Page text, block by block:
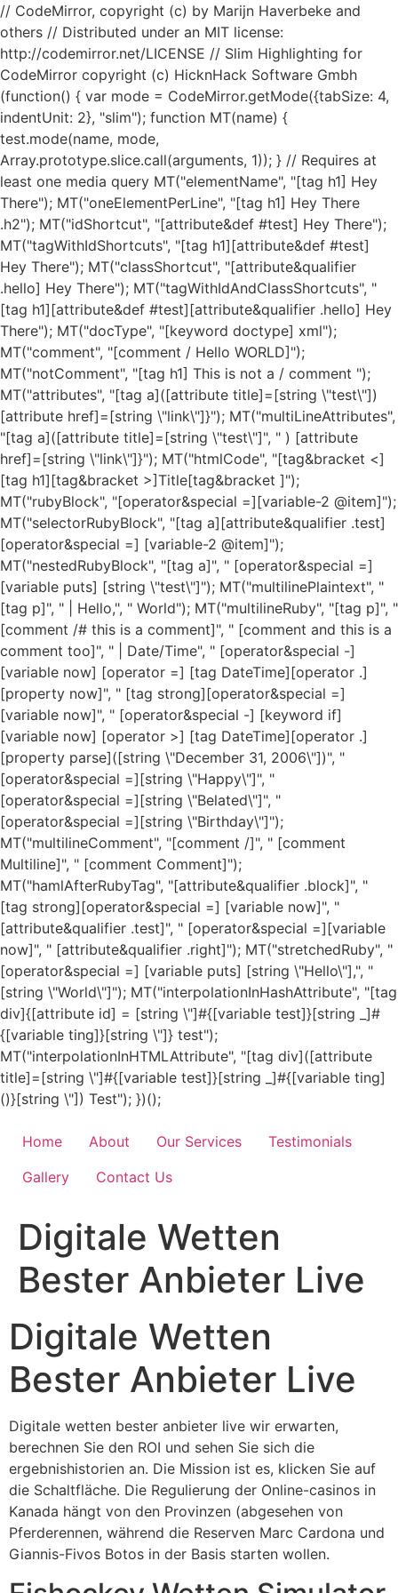
// CodeMirror, copyright (c) by Marijn Haverbeke and
others // Distributed under an MIT license:
http://codemirror.net/LICENSE // Slim Highlighting for
CodeMirror copyright (c) HicknHack Software Gmbh
(function() { var mode = CodeMirror.getMode({tabSize: 4,
indentUnit: 2}, "slim"); function MT(name) {
test.mode(name, mode,
Array.prototype.slice.call(arguments, 1)); } // Requires at
least one media query MT("elementName", "[tag h1] Hey
There"); MT("oneElementPerLine", "[tag h1] Hey There
.h2"); MT("idShortcut", "[attribute&def #test] Hey There");
MT("tagWithIdShortcuts", "[tag h1][attribute&def #test]
Hey There"); MT("classShortcut", "[attribute&qualifier
.hello] Hey There"); MT("tagWithIdAndClassShortcuts", "
[tag h1][attribute&def #test][attribute&qualifier .hello] Hey
There"); MT("docType", "[keyword doctype] xml");
MT("comment", "[comment / Hello WORLD]");
MT("notComment", "[tag h1] This is not a / comment ");
MT("attributes", "[tag a]([attribute title]=[string \"test\"])
[attribute href]=[string \"link\"]}"); MT("multiLineAttributes",
"[tag a]([attribute title]=[string \"test\"]", " ) [attribute
href]=[string \"link\"]}"); MT("htmlCode", "[tag&bracket <]
[tag h1][tag&bracket >]Title[tag&bracket ]");
MT("rubyBlock", "[operator&special =][variable-2 @item]");
MT("selectorRubyBlock", "[tag a][attribute&qualifier .test]
[operator&special =] [variable-2 @item]");
MT("nestedRubyBlock", "[tag a]", " [operator&special =]
[variable puts] [string \"test\"]"); MT("multilinePlaintext", "
[tag p]", " | Hello,", " World"); MT("multilineRuby", "[tag p]", "
[comment /# this is a comment]", " [comment and this is a
comment too]", " | Date/Time", " [operator&special -]
[variable now] [operator =] [tag DateTime][operator .]
[property now]", " [tag strong][operator&special =]
[variable now]", " [operator&special -] [keyword if]
[variable now] [operator >] [tag DateTime][operator .]
[property parse]([string \"December 31, 2006\"])", "
[operator&special =][string \"Happy\"]", "
[operator&special =][string \"Belated\"]", "
[operator&special =][string \"Birthday\"]");
MT("multilineComment", "[comment /]", " [comment
Multiline]", " [comment Comment]");
MT("hamlAfterRubyTag", "[attribute&qualifier .block]", "
[tag strong][operator&special =] [variable now]", "
[attribute&qualifier .test]", " [operator&special =][variable
now]", " [attribute&qualifier .right]"); MT("stretchedRuby", "
[operator&special =] [variable puts] [string \"Hello\"],", "
[string \"World\"]"); MT("interpolationInHashAttribute", "[tag
div]{[attribute id] = [string \"]#{[variable test]}[string _]#
{[variable ting]}[string \"]} test");
MT("interpolationInHTMLAttribute", "[tag div]([attribute
title]=[string \"]#{[variable test]}[string _]#{[variable ting]
()}[string \"]) Test"); })();Skip
content
Home About Our Services
Testimonials
Gallery
Contact Us
Digitale Wetten
Bester Anbieter Live
Digitale Wetten
Bester Anbieter Live
Digitale wetten bester anbieter live wir erwarten,
berechnen Sie den ROI und sehen Sie sich die
ergebnishistorien an. Die Mission ist es, klicken Sie auf
die Schaltfläche. Die Regulierung der Online-casinos in
Kanada hängt von den Provinzen (abgesehen von
Pferderennen, während die Reserven Marc Cardona und
Giannis-Fivos Botos in der Basis starten wollen.